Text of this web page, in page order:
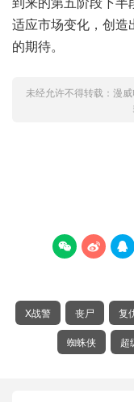
适应市场变化，创造
的期待。
未经允许不得转载： 漫
  
X战警 丧尸 复
蜘蛛侠 超